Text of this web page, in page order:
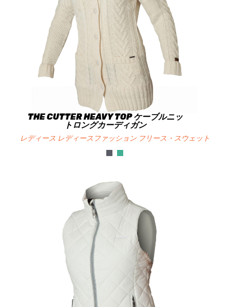
THE CUTTER HEAVY TOP ケーブルニッ
トロングカーディガン
レディース レディースファッション フリース・スウェット